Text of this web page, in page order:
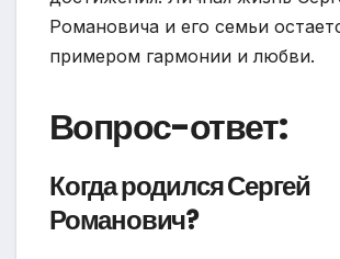
Романовича и его семьи
примером гармонии и любви.
Вопрос-ответ:
Когда родился Сергей
Романович?